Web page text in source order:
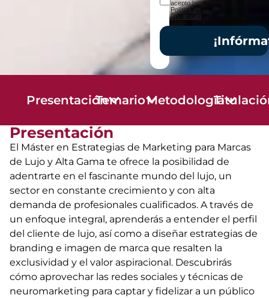
acepto la
Política de
Privacidad
PresentaciónTemarioMetodología
Presentación
El Máster en Estrategias de Marketing para Marcas
de Lujo y Alta Gama te ofrece la posibilidad de
adentrarte en el fascinante mundo del lujo, un
sector en constante crecimiento y con alta
demanda de profesionales cualificados. A través de
un enfoque integral, aprenderás a entender el perfil
del cliente de lujo, así como a diseñar estrategias de
branding e imagen de marca que resalten la
exclusividad y el valor aspiracional. Descubrirás
cómo aprovechar las redes sociales y técnicas de
neuromarketing para captar y fidelizar a un público